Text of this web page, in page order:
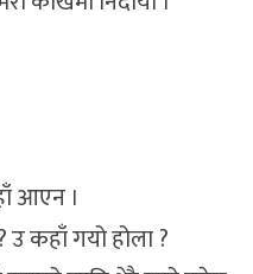
आएन ।
कहाँ गयो होला ?